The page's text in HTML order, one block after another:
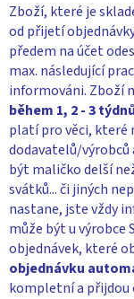
Zboží, které je
od přijetí
předem na účet
max. následující
informováni. Zboží
během 1, 2 - 3
platí pro věci, které
dodavatelů/výrobců
být maličko delší
svátků... či jiných
nastane, jste vždy
může být u výrobce
objednávek, které
objednávku
kompletní a přijdou